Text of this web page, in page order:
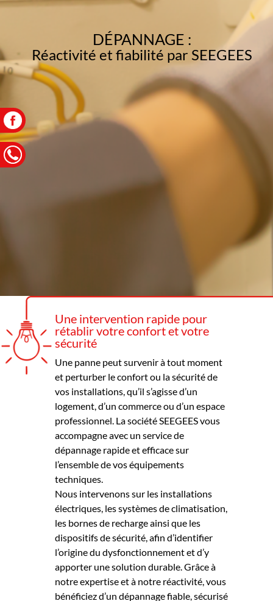
DÉPANNAGE :
Réactivité et fiabilité par SEEGEES
Une intervention rapide pour
rétablir votre confort et votre
sécurité
Une panne peut survenir à tout moment
et perturber le confort ou la sécurité de
vos installations, qu’il s’agisse d’un
logement, d’un commerce ou d’un espace
professionnel. La société SEEGEES vous
accompagne avec un service de
dépannage rapide et efficace sur
l’ensemble de vos équipements
techniques.
Nous intervenons sur les installations
électriques, les systèmes de climatisation,
les bornes de recharge ainsi que les
dispositifs de sécurité, afin d’identifier
l’origine du dysfonctionnement et d’y
apporter une solution durable. Grâce à
notre expertise et à notre réactivité, vous
bénéficiez d’un dépannage fiable, sécurisé